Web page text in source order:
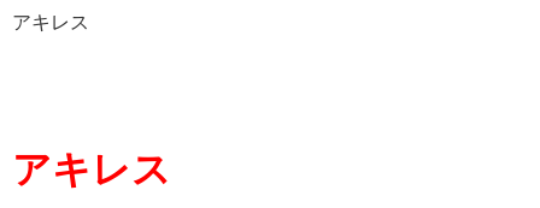
アキレス
アキレス